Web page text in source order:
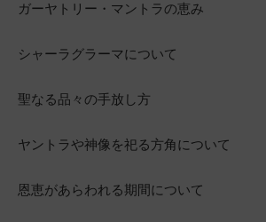
ガーヤトリー・マントラの恵み
シャーラグラーマについて
聖なる品々の手放し方
ヤントラや神像を祀る方角について
恩恵があらわれる期間について